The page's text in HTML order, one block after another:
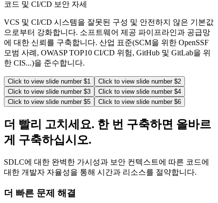
코드 및 CI/CD 보안 자세
VCS 및 CI/CD 시스템을 잘못된 구성 및 안전하지 않은 기본값
으로부터 강화합니다. 소프트웨어 제공 파이프라인과 공급망
에 대한 신뢰를 구축합니다. 산업 표준(SCM을 위한 OpenSSF
모범 사례, OWASP TOP10 CI/CD 위험, GitHub 및 GitLab을 위
한 CIS...)을 준수합니다.
Click to view slide number $1 Click to view slide number $2
Click to view slide number $3 Click to view slide number $4
Click to view slide number $5 Click to view slide number $6
더 빨리 고치세요. 한 번 구축하면 올바르
게 구축하십시오.
SDLC에 대한 완벽한 가시성과 보안 컨텍스트에 따른 코드에
대한 개발자 자율성을 통해 시간과 리소스를 절약합니다.
더 빠른 문제 해결